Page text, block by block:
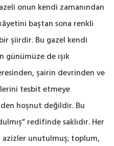
onun kendi zamanından
baştan sona renkli
şiirdir. Bu gazel kendi
günümüze de ışık
şairin devrinden ve
tesbit etmeye
hoşnut değildir. Bu
redifinde saklıdır. Her
azizler ‎unutulmuş; toplum,